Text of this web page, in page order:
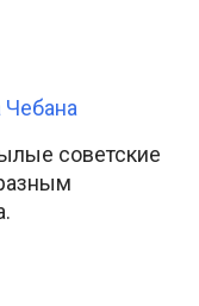
Чебана
советские